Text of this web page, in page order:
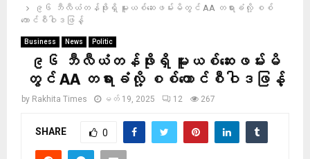
၉၆ ဘီလီယံတန်ဖိုးရှိ မူးယစ်ဆေးဖမ်းမိတွင် AA တရားခံလို့ စစ်
ကောင်စီဝါဒဖြန့်
Business News Politic
၉၆ ဘီလီယံတန်ဖိုးရှိ မူးယစ်ဆေးဖမ်းမိ
တွင် AA တရားခံလို့ စစ်ကောင်စီဝါဒဖြန့်
by Rakhita Times မတ် 19, 2025 12 267
SHARE 0